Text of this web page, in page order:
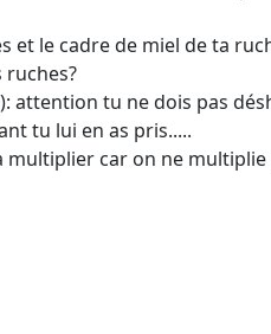
et le cadre de miel de ta
ruches?
tu ne dois pas
tu lui en as pris.....
car on ne multiplie